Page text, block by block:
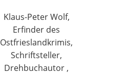
Klaus-Peter Wolf,
Erfinder des
Ostfrieslandkrimis,
Schriftsteller,
Drehbuchautor ,